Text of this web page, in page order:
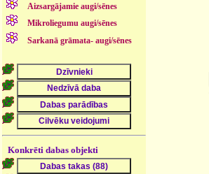
Aizsargājamie augi/sēnes
Mikroliegumu augi/sēnes
Sarkanā grāmata- augi/sēnes
Konkrēti dabas objekti